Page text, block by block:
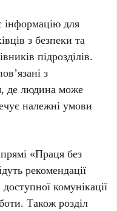
інформацію для
з безпеки та
підрозділів.
з
де людина може
належні умови
«Праця без
рекомендації
комунікації
Також розділ